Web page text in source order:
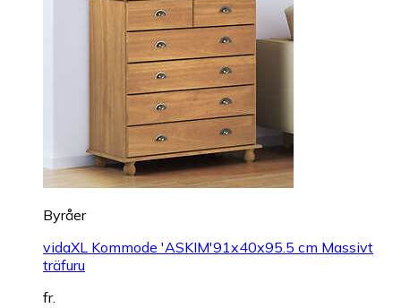
Byråer
vidaXL Kommode 'ASKIM'91x40x95.5 cm Massivt
träfuru
fr.